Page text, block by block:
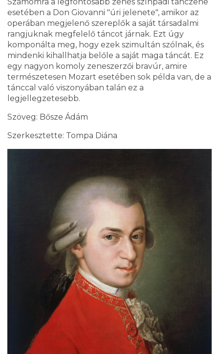
esetében a Don Giovanni "úri jelenete", amikor az
operában megjelenő szereplők a saját társadalmi
rangjuknak megfelelő táncot járnak. Ezt úgy
komponálta meg, hogy ezek szimultán szólnak, és
mindenki kihallhatja belőle a saját maga táncát. Ez
egy nagyon komoly zeneszerzői bravúr, amire
természetesen Mozart esetében sok példa van, de a
tánccal való viszonyában talán ez a
legjellegzetesebb.
Szöveg: Bősze Ádám
Szerkesztette: Tompa Diána